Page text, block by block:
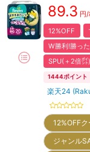
89.3 円
12%OFF
W勝利!勝っ
SPU(＋2倍㌽)
1444ポイント
楽天24
12%OFF
ジャンル